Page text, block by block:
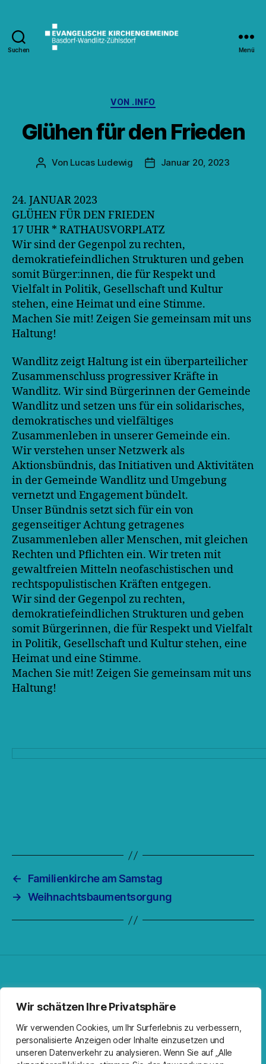
Wir schätzen Ihre Privatsphäre
Wir verwenden Cookies, um Ihr Surferlebnis zu verbessern,
personalisierte Anzeigen oder Inhalte einzusetzen und
unseren Datenverkehr zu analysieren. Wenn Sie auf „Alle
Suchen Menü
Kategorien
VON .INFO
Glühen für den Frieden
Beitragsautor
Von Lucas Ludewig Veröffentlichungsdatum
Januar 20, 2023
24. JANUAR 2023
GLÜHEN FÜR DEN FRIEDEN
17 UHR * RATHAUSVORPLATZ
Wir sind der Gegenpol zu rechten,
demokratiefeindlichen Strukturen und geben
somit Bürger:innen, die für Respekt und
Vielfalt in Politik, Gesellschaft und Kultur
stehen, eine Heimat und eine Stimme.
Machen Sie mit! Zeigen Sie gemeinsam mit uns
Haltung!
Wandlitz zeigt Haltung ist ein überparteilicher
Zusammenschluss progressiver Kräfte in
Wandlitz. Wir sind Bürgerinnen der Gemeinde
Wandlitz und setzen uns für ein solidarisches,
demokratisches und vielfältiges
Zusammenleben in unserer Gemeinde ein.
Wir verstehen unser Netzwerk als
Aktionsbündnis, das Initiativen und Aktivitäten
in der Gemeinde Wandlitz und Umgebung
vernetzt und Engagement bündelt.
Unser Bündnis setzt sich für ein von
gegenseitiger Achtung getragenes
Zusammenleben aller Menschen, mit gleichen
Rechten und Pflichten ein. Wir treten mit
gewaltfreien Mitteln neofaschistischen und
rechtspopulistischen Kräften entgegen.
Wir sind der Gegenpol zu rechten,
demokratiefeindlichen Strukturen und geben
somit Bürgerinnen, die für Respekt und Vielfalt
in Politik, Gesellschaft und Kultur stehen, eine
Heimat und eine Stimme.
Machen Sie mit! Zeigen Sie gemeinsam mit uns
Haltung!
←
Familienkirche am Samstag
→ Weihnachtsbaumentsorgung
Facebook
Spotify
RSS-FeedInstagram